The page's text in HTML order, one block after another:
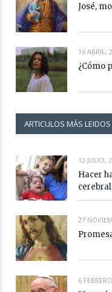
José,
16 ABRIL,
¿Cómo
ARTICULOS MÁS LEIDOS
12 JULIO,
Hacer
27
6